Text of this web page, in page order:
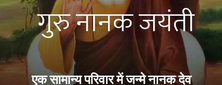
गुरु नानक जयंती
एक सामान्य परिवार में जन्मे नानक देव